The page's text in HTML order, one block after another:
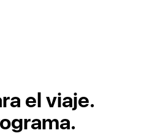
el viaje.